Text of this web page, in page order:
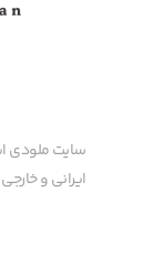
سایت ملودی
ایرانی و خارجی